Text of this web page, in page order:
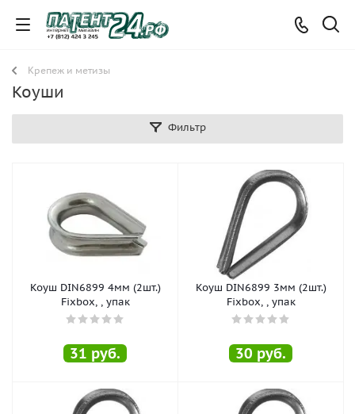
Крепеж и метизы
Коуши
Фильтр
Коуш DIN6899 4мм (2шт.)
Fixbox, , упак
31 руб.
Коуш DIN6899 3мм (2шт.)
Fixbox, , упак
30 руб.